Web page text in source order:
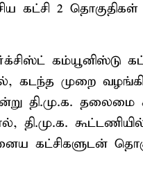
கட்சி 2
கடந்த முறை
தி.மு.க. தலைமை
தி.மு.க.
கட்சிகளுடன்